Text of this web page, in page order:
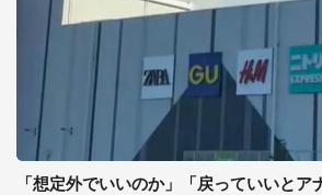
「想定外でいいのか」「戻っていいとア